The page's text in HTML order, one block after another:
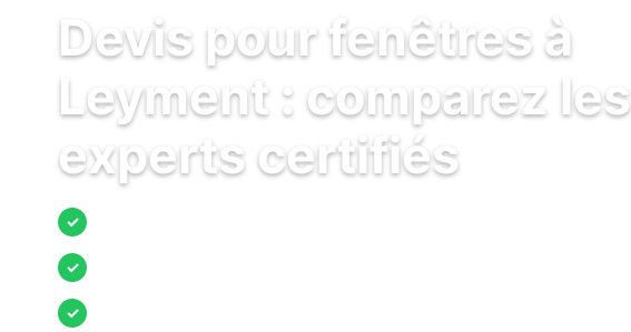
Devis pour fenêtres à
Leyment : comparez les
experts certifiés
✓
✓
✓